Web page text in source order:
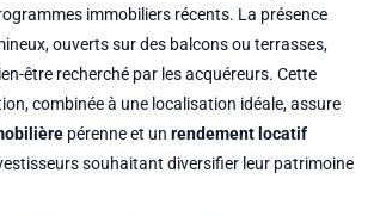
immobiliers récents. La présence
ouverts sur des balcons ou terrasses,
être recherché par les acquéreurs. Cette
combinée à une localisation idéale, assure
pérenne et un rendement locatif
souhaitant diversifier leur patrimoine